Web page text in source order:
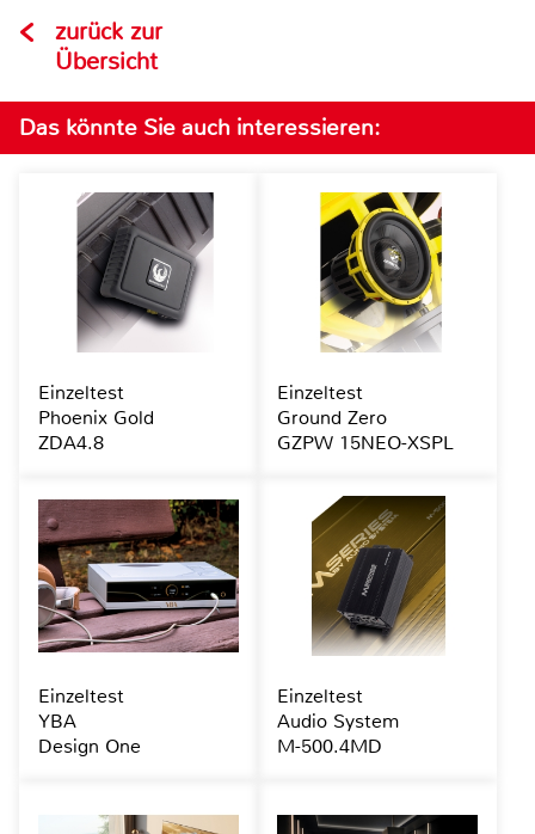
zurück zur
Übersicht
Das könnte Sie auch interessieren:
Einzeltest
Phoenix Gold
ZDA4.8
Einzeltest
Ground Zero
GZPW 15NEO-XSPL
Einzeltest
YBA
Design One
Einzeltest
Audio System
M-500.4MD